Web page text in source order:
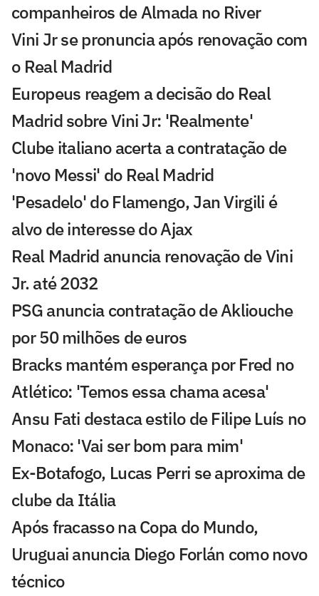
companheiros de Almada no River
Vini Jr se pronuncia após renovação com
o Real Madrid
Europeus reagem a decisão do Real
Madrid sobre Vini Jr: 'Realmente'
Clube italiano acerta a contratação de
'novo Messi' do Real Madrid
'Pesadelo' do Flamengo, Jan Virgili é
alvo de interesse do Ajax
Real Madrid anuncia renovação de Vini
Jr. até 2032
PSG anuncia contratação de Akliouche
por 50 milhões de euros
Bracks mantém esperança por Fred no
Atlético: 'Temos essa chama acesa'
Ansu Fati destaca estilo de Filipe Luís no
Monaco: 'Vai ser bom para mim'
Ex-Botafogo, Lucas Perri se aproxima de
clube da Itália
Após fracasso na Copa do Mundo,
Uruguai anuncia Diego Forlán como novo
técnico